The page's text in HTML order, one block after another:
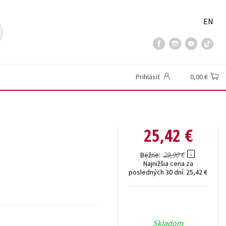
EN
Prihlásiť 0,00 €
25,42 €
Bežne 29,90 €
Najnižšia cena za
posledných 30 dní: 25,42 €
Skladom